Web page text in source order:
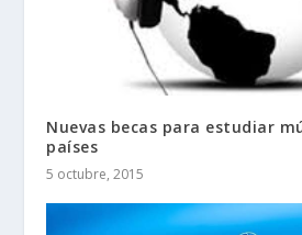
Nuevas becas para estudiar
países
5 octubre, 2015